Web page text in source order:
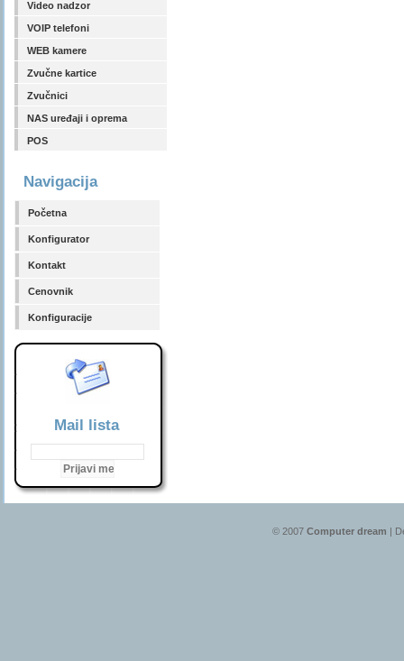
Video nadzor
VOIP telefoni
WEB kamere
Zvučne kartice
Zvučnici
NAS uređaji i oprema
POS
Navigacija
Početna
Konfigurator
Kontakt
Cenovnik
Konfiguracije
Mail lista
© 2007 Computer dream |